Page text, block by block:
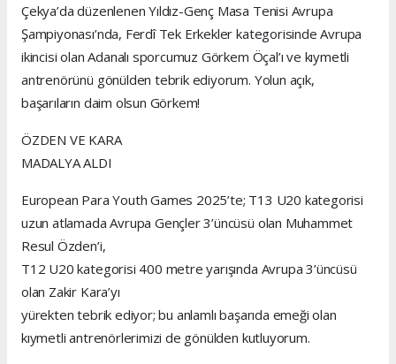
Çekya’da düzenlenen Yıldız-Genç Masa Tenisi Avrupa
Şampiyonası’nda, Ferdî Tek Erkekler kategorisinde Avrupa
ikincisi olan Adanalı sporcumuz Görkem Öçal’ı ve kıymetli
antrenörünü gönülden tebrik ediyorum. Yolun açık,
başarıların daim olsun Görkem!
ÖZDEN VE KARA
MADALYA ALDI
European Para Youth Games 2025’te; T13 U20 kategorisi
uzun atlamada Avrupa Gençler 3’üncüsü olan Muhammet
Resul Özden’i,
T12 U20 kategorisi 400 metre yarışında Avrupa 3’üncüsü
olan Zakir Kara’yı
yürekten tebrik ediyor; bu anlamlı başarıda emeği olan
kıymetli antrenörlerimizi de gönülden kutluyorum.